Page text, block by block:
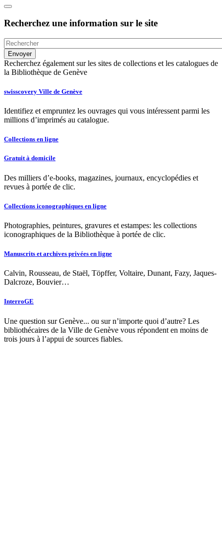
Recherchez une information sur le site
Recherchez également sur les sites de collections et les catalogues de
la Bibliothèque de Genève
swisscovery Ville de Genève
Identifiez et empruntez les ouvrages qui vous intéressent parmi les
millions d’imprimés au catalogue.
Collections en ligne
Gratuit à domicile
Des milliers d’e-books, magazines, journaux, encyclopédies et
revues à portée de clic.
Collections iconographiques en ligne
Photographies, peintures, gravures et estampes: les collections
iconographiques de la Bibliothèque à portée de clic.
Manuscrits et archives privées en ligne
Calvin, Rousseau, de Staël, Töpffer, Voltaire, Dunant, Fazy, Jaques-
Dalcroze, Bouvier…
InterroGE
Une question sur Genève... ou sur n’importe quoi d’autre? Les
bibliothécaires de la Ville de Genève vous répondent en moins de
trois jours à l’appui de sources fiables.